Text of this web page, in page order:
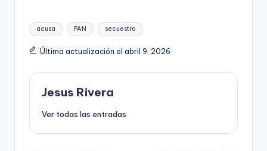
Etiquetas:
acusa PAN secuestro
Última actualización el abril 9, 2026
Jesus Rivera
Ver todas las entradas